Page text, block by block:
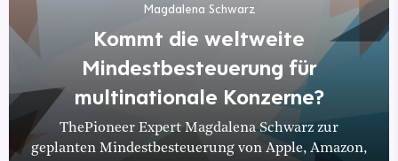
Magdalena Schwarz
Kommt die weltweite
Mindestbesteuerung für
multinationale Konzerne?
ThePioneer Expert Magdalena Schwarz zur
geplanten Mindestbesteuerung von Apple, Amazon,